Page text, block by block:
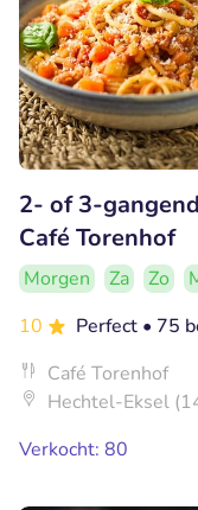
2- of 3-
Café Torenhof
Morgen Za Zo
10
Perfect • 75
Café Torenhof
Hechtel-Eksel
Verkocht: 80